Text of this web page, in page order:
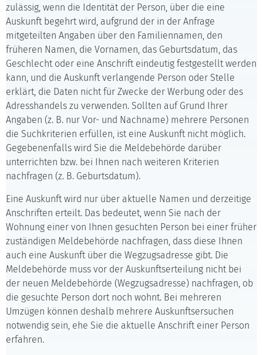
zulässig, wenn die Identität der Person, über die eine
Auskunft begehrt wird, aufgrund der in der Anfrage
mitgeteilten Angaben über den Familiennamen, den
früheren Namen, die Vornamen, das Geburtsdatum, das
Geschlecht oder eine Anschrift eindeutig festgestellt werden
kann, und die Auskunft verlangende Person oder Stelle
erklärt, die Daten nicht für Zwecke der Werbung oder des
Adresshandels zu verwenden. Sollten auf Grund Ihrer
Angaben (z. B. nur Vor- und Nachname) mehrere Personen
die Suchkriterien erfüllen, ist eine Auskunft nicht möglich.
Gegebenenfalls wird Sie die Meldebehörde darüber
unterrichten bzw. bei Ihnen nach weiteren Kriterien
nachfragen (z. B. Geburtsdatum).
Eine Auskunft wird nur über aktuelle Namen und derzeitige
Anschriften erteilt. Das bedeutet, wenn Sie nach der
Wohnung einer von Ihnen gesuchten Person bei einer früher
zuständigen Meldebehörde nachfragen, dass diese Ihnen
auch eine Auskunft über die Wegzugsadresse gibt. Die
Meldebehörde muss vor der Auskunftserteilung nicht bei
der neuen Meldebehörde (Wegzugsadresse) nachfragen, ob
die gesuchte Person dort noch wohnt. Bei mehreren
Umzügen können deshalb mehrere Auskunftsersuchen
notwendig sein, ehe Sie die aktuelle Anschrift einer Person
erfahren.